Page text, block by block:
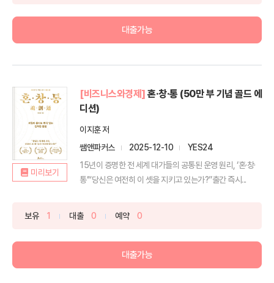
대출가능
미리보기
[비즈니스와경제] 혼·창·통 (50만 부 기념 골드 에
디션)
이지훈 저
쌤앤파커스
2025-12-10
YES24
15년이 증명한 전 세계 대가들의 공통된 운영 원리, ‘혼·창·
통’“당신은 여전히 이 셋을 지키고 있는가?”출간 즉시...
보유 1 대출 0 예약 0
대출가능